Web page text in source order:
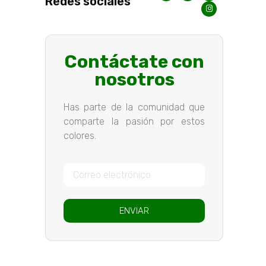
Contáctate con
nosotros
Has parte de la comunidad que
comparte la pasión por estos
colores.
ENVIAR